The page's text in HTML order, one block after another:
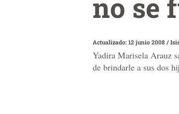
Actualizado: 12 junio 2008/
Yadira Marisela Arauz
de brindarle a sus dos